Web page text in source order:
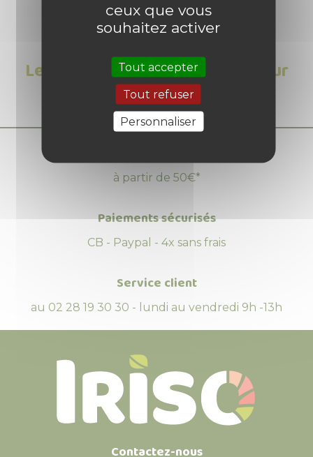
Les Avis clients sur Boussole pour
enfant
à partir de 50€*
Paiements sécurisés
CB - Paypal - 4x sans frais
Service client
au 02 28 19 30 30 - lundi au vendredi 9h -13h
Contactez-nous
ceux que vous
souhaitez activer
Tout accepter
Tout refuser
Personnaliser